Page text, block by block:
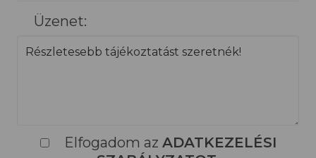
Üzenet:
Elfogadom az ADATKEZELÉSI